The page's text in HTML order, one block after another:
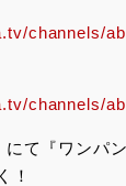
channels/
channels/
て『ワンパ
！